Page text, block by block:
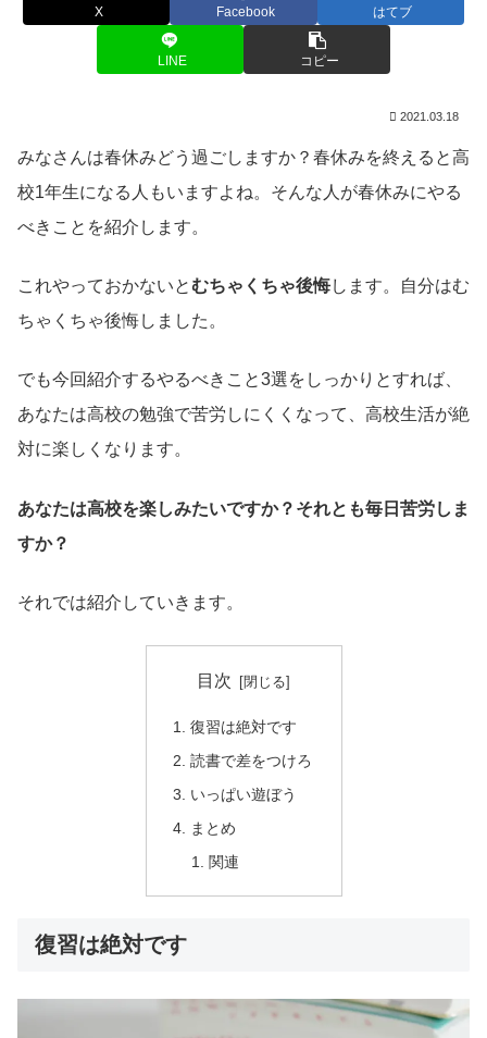
X Facebook はてブ
LINE コピー
2021.03.18
みなさんは春休みどう過ごしますか？春休みを終えると高
校1年生になる人もいますよね。そんな人が春休みにやる
べきことを紹介します。
これやっておかないとむちゃくちゃ後悔します。自分はむ
ちゃくちゃ後悔しました。
でも今回紹介するやるべきこと3選をしっかりとすれば、
あなたは高校の勉強で苦労しにくくなって、高校生活が絶
対に楽しくなります。
あなたは高校を楽しみたいですか？それとも毎日苦労しま
すか？
それでは紹介していきます。
目次
復習は絶対です
読書で差をつけろ
いっぱい遊ぼう
まとめ
関連
復習は絶対です